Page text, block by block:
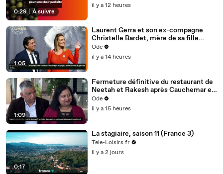
0:29 À suivre
il y a 12 heures
1:05
Laurent Gerra et son ex-compagne
Christelle Bardet, mère de sa fille
Célestine, toujours en très bons
termes, la preuve en images
Ode
il y a 14 heures
1:09
Fermeture définitive du restaurant de
Neetah et Rakesh après Cauchemar en
cuisine, Philippe Etchebest pensait les
avoir sauvés
Ode
il y a 15 heures
0:17
La stagiaire, saison 11 (France 3)
Tele-Loisirs.fr
il y a 2 jours